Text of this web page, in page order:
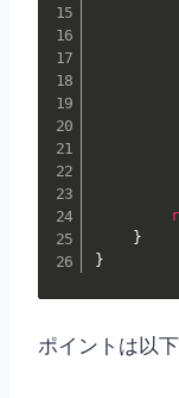
}
}
ポイントは以下